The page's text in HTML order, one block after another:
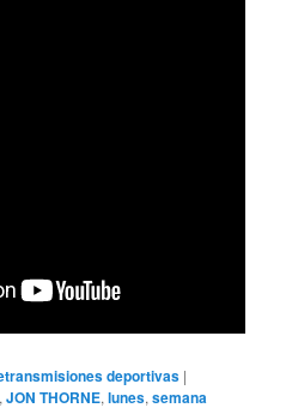
deportivas |
,JON THORNE,lunes,semana